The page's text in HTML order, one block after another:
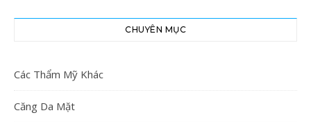
CHUYÊN MỤC
Các Thẩm Mỹ Khác
Căng Da Mặt